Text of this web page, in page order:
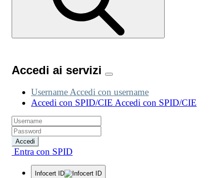
Accedi ai servizi
Username Accedi con username
Accedi con SPID/CIE Accedi con SPID/CIE
Accedi
Entra con SPID
Infocert ID